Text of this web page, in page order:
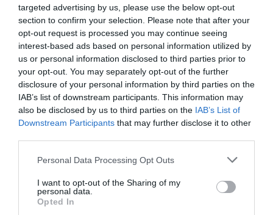
targeted advertising by us, please use the below opt-out
section to confirm your selection. Please note that after your
opt-out request is processed you may continue seeing
interest-based ads based on personal information utilized by
us or personal information disclosed to third parties prior to
your opt-out. You may separately opt-out of the further
disclosure of your personal information by third parties on the
IAB’s list of downstream participants. This information may
also be disclosed by us to third parties on the IAB’s List of
Downstream Participants that may further disclose it to other
Please note that this website/app uses one or more Google
not limited to your visit or usage behaviour. You may click to
grant or deny consent to Google and its third-party tags to
use your data for below specified purposes in below Google
Personal Data Processing Opt Outs
I want to opt-out of the Sharing of my
personal data.
Opted In
ELŐZŐ CIKK
TÜNDÉRI FELVÉTEL: A KORASZÜLÖTT GORILLABÉBIT
30 KÜLÖNBÖZŐ TRÜKKÖT TUD A VILÁG LEGTEHETSÉGESEBB
KACSÁJA: FOCIZIK ÉS CSENGET IS